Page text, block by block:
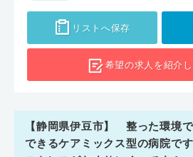
リストへ保存
希望の求人を紹介
【静岡県伊豆市】 整った環境
できるケアミックス型の病院で